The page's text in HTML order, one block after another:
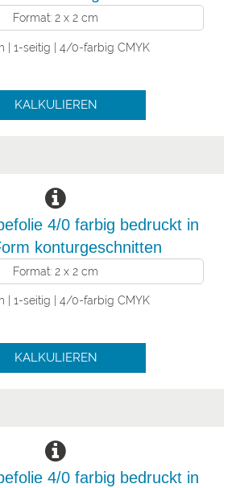
Format: 2 x 2 cm
| 1-seitig | 4/0-farbig CMYK
KALKULIEREN
4/0 farbig bedruckt in
konturgeschnitten
Format: 2 x 2 cm
| 1-seitig | 4/0-farbig CMYK
KALKULIEREN
4/0 farbig bedruckt in